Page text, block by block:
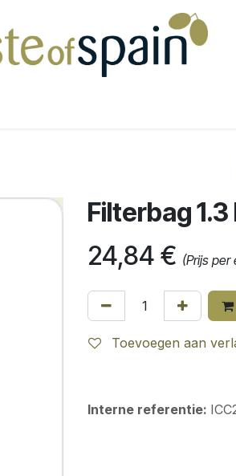
Filterbag
24,84 € (Prijs per
Toevoegen aan
Interne referentie: